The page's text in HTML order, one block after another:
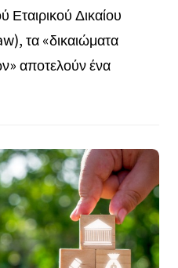
Εταιρικού Δικαίου
τα «δικαιώματα
αποτελούν ένα